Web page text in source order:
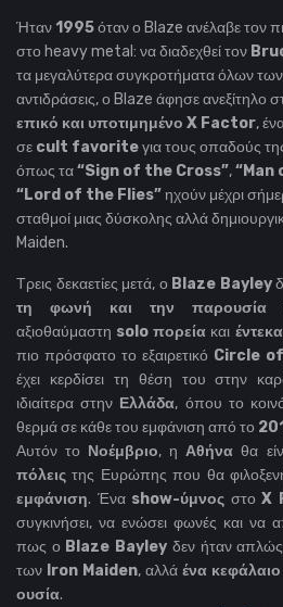
Ήταν 1995όταν ο Blaze ανέλαβε τον
στο heavy metal: να διαδεχθεί τον
τα μεγαλύτερα συγκροτήματα όλων
αντιδράσεις, ο Blaze άφησε ανεξίτηλο
επικό και υποτιμημένο X Factor,
σε cult favoriteγια τους οπαδούς
όπως τα“Sign of the Cross”,“Man
“Lord of the Flies”ηχούν μέχρι
σταθμοί μιας δύσκολης αλλά
Maiden.
Τρεις δεκαετίες μετά, ο Blaze Bayley
τη φωνή και την παρουσία
αξιοθαύμαστη solo πορεία και
πιο πρόσφατο το εξαιρετικό Circle
έχει κερδίσει τη θέση του στην
ιδιαίτερα στην Ελλάδα, όπου το
θερμά σε κάθε του εμφάνιση από το
Αυτόν το Νοέμβριο, ηΑθήνα θα
πόλεις της Ευρώπης που θα
εμφάνιση. Ένα show-ύμνος στο X
συγκινήσει, να ενώσει φωνές και να
πως ο Blaze Bayley δεν ήταν
των Iron Maiden, αλλά ένα
ουσία.